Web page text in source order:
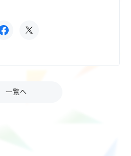
一覧へ